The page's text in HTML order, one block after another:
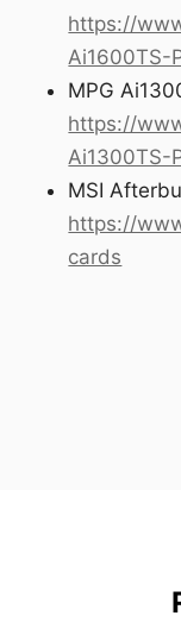
https://
Ai1600TS-
MPG
https://
Ai1300TS-
MSI
https://
cards